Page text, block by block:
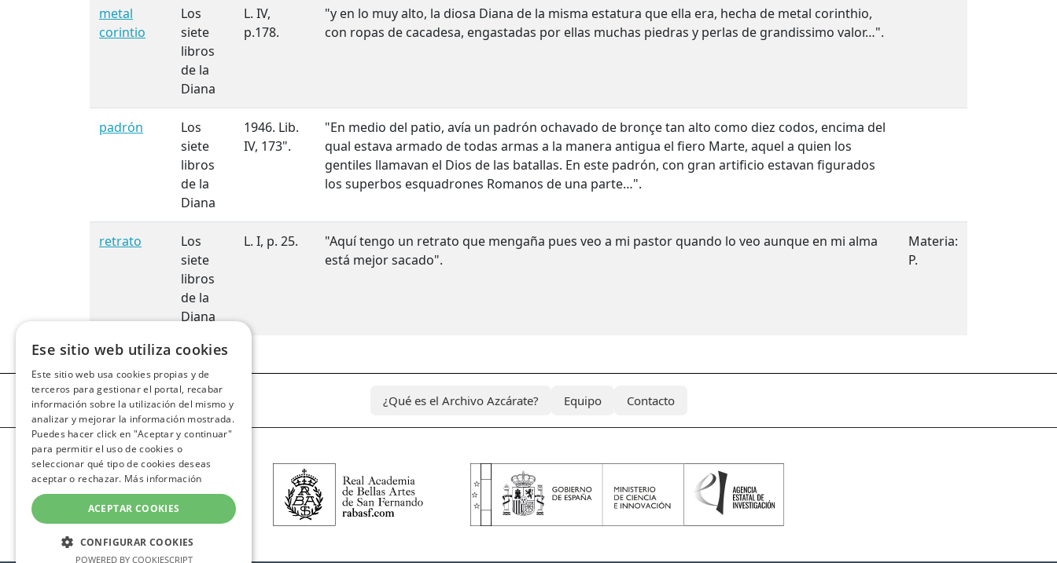
metal
corintio
Los
siete
libros
de la
Diana
L. IV,
p.178.
"y en lo muy alto, la diosa Diana de la misma estatura que ella era, hecha de metal corinthio,
con ropas de cacadesa, engastadas por ellas muchas piedras y perlas de grandissimo valor…".
padrón
Los
siete
libros
de la
Diana
1946. Lib.
IV, 173".
"En medio del patio, avía un padrón ochavado de bronçe tan alto como diez codos, encima del
qual estava armado de todas armas a la manera antigua el fiero Marte, aquel a quien los
gentiles llamavan el Dios de las batallas. En este padrón, con gran artificio estavan figurados
los superbos esquadrones Romanos de una parte…".
retrato
Los
siete
libros
de la
Diana
L. I, p. 25.
"Aquí tengo un retrato que mengaña pues veo a mi pastor quando lo veo aunque en mi alma
está mejor sacado".
Materia:
P.
¿Qué es el Archivo Azcárate? Equipo Contacto
Ese sitio web utiliza cookies
Este sitio web usa cookies propias y de
terceros para gestionar el portal, recabar
información sobre la utilización del mismo y
analizar y mejorar la información mostrada.
Puedes hacer click en "Aceptar y continuar"
para permitir el uso de cookies o
seleccionar qué tipo de cookies deseas
aceptar o rechazar. Más información
ACEPTAR COOKIES
CONFIGURAR COOKIES
POWERED BY COOKIESCRIPT